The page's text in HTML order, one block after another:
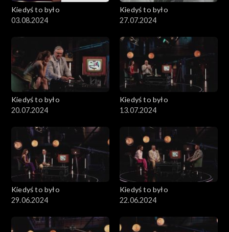
Kiedyś to było
03.08.2024
Kiedyś to było
27.07.2024
Kiedyś to było
20.07.2024
Kiedyś to było
13.07.2024
Kiedyś to było
29.06.2024
Kiedyś to było
22.06.2024